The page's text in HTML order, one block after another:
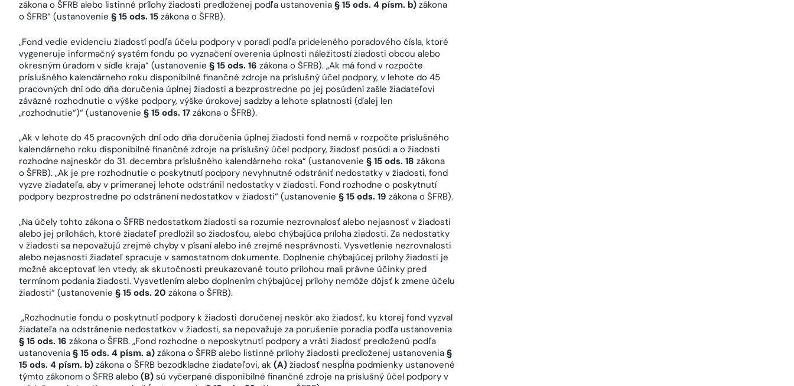
zákona o ŠFRB alebo listinné prílohy žiadosti predloženej podľa ustanovenia § 15 ods. 4 písm. b) zákona
o ŠFRB“ (ustanovenie § 15 ods. 15 zákona o ŠFRB).
„Fond vedie evidenciu žiadostí podľa účelu podpory v poradí podľa prideleného poradového čísla, ktoré
vygeneruje informačný systém fondu po vyznačení overenia úplnosti náležitostí žiadosti obcou alebo
okresným úradom v sídle kraja“ (ustanovenie § 15 ods. 16 zákona o ŠFRB). „Ak má fond v rozpočte
príslušného kalendárneho roku disponibilné finančné zdroje na príslušný účel podpory, v lehote do 45
pracovných dní odo dňa doručenia úplnej žiadosti a bezprostredne po jej posúdení zašle žiadateľovi
záväzné rozhodnutie o výške podpory, výške úrokovej sadzby a lehote splatnosti (ďalej len
„rozhodnutie“)“ (ustanovenie § 15 ods. 17 zákona o ŠFRB).
„Ak v lehote do 45 pracovných dní odo dňa doručenia úplnej žiadosti fond nemá v rozpočte príslušného
kalendárneho roku disponibilné finančné zdroje na príslušný účel podpory, žiadosť posúdi a o žiadosti
rozhodne najneskôr do 31. decembra príslušného kalendárneho roka“ (ustanovenie § 15 ods. 18 zákona
o ŠFRB). „Ak je pre rozhodnutie o poskytnutí podpory nevyhnutné odstrániť nedostatky v žiadosti, fond
vyzve žiadateľa, aby v primeranej lehote odstránil nedostatky v žiadosti. Fond rozhodne o poskytnutí
podpory bezprostredne po odstránení nedostatkov v žiadosti“ (ustanovenie § 15 ods. 19 zákona o ŠFRB).
„Na účely tohto zákona o ŠFRB nedostatkom žiadosti sa rozumie nezrovnalosť alebo nejasnosť v žiadosti
alebo jej prílohách, ktoré žiadateľ predložil so žiadosťou, alebo chýbajúca príloha žiadosti. Za nedostatky
v žiadosti sa nepovažujú zrejmé chyby v písaní alebo iné zrejmé nesprávnosti. Vysvetlenie nezrovnalosti
alebo nejasnosti žiadateľ spracuje v samostatnom dokumente. Doplnenie chýbajúcej prílohy žiadosti je
možné akceptovať len vtedy, ak skutočnosti preukazované touto prílohou mali právne účinky pred
termínom podania žiadosti. Vysvetlením alebo doplnením chýbajúcej prílohy nemôže dôjsť k zmene účelu
žiadosti“ (ustanovenie § 15 ods. 20 zákona o ŠFRB).
„Rozhodnutie fondu o poskytnutí podpory k žiadosti doručenej neskôr ako žiadosť, ku ktorej fond vyzval
žiadateľa na odstránenie nedostatkov v žiadosti, sa nepovažuje za porušenie poradia podľa ustanovenia
§ 15 ods. 16 zákona o ŠFRB. „Fond rozhodne o neposkytnutí podpory a vráti žiadosť predloženú podľa
ustanovenia § 15 ods. 4 písm. a) zákona o ŠFRB alebo listinné prílohy žiadosti predloženej ustanovenia §
15 ods. 4 písm. b) zákona o ŠFRB bezodkladne žiadateľovi, ak (A) žiadosť nespĺňa podmienky ustanovené
týmto zákonom o ŠFRB alebo (B) sú vyčerpané disponibilné finančné zdroje na príslušný účel podpory v